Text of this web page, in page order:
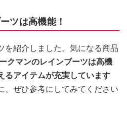
ツは高機能！
を紹介しました。気になる商品
クマンのレインブーツは高機
るアイテムが充実しています
、ぜひ参考にしてみてください